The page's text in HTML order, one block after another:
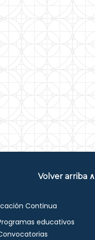
Volver arriba ∧
Continua
educativos